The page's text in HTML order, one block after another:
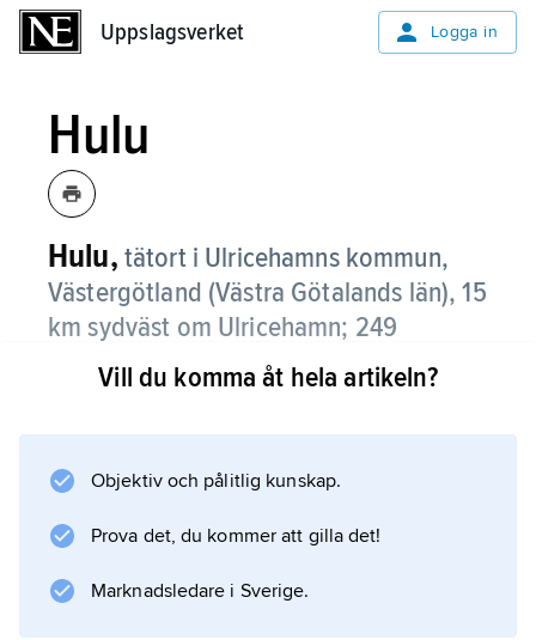
Uppslagsverket Logga in
Hulu
Hulu, tätort i Ulricehamns kommun,
Västergötland (Västra Götalands län), 15
km sydväst om Ulricehamn; 249
invånare (2021)
Information om artikeln
Vill du komma åt hela artikeln?
Objektiv och pålitlig kunskap.
Prova det, du kommer att gilla det!
Marknadsledare i Sverige.